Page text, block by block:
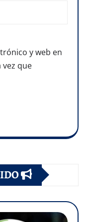
y web en
vez que